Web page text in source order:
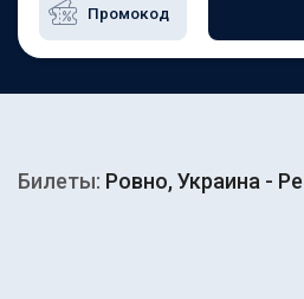
Билеты: Ровно, Украина -